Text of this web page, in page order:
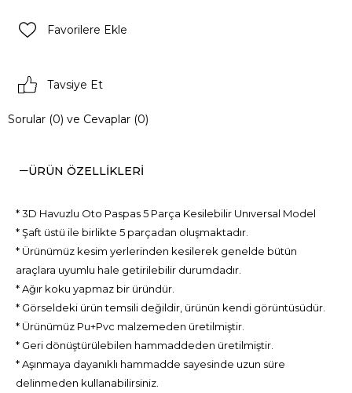
Favorilere Ekle
Tavsiye Et
Sorular (0) ve Cevaplar (0)
ÜRÜN ÖZELLIKLERI
* 3D Havuzlu Oto Paspas 5 Parça Kesilebilir Unıversal Model
* Şaft üstü ile birlikte 5 parçadan oluşmaktadır.
* Ürünümüz kesim yerlerinden kesilerek genelde bütün
araçlara uyumlu hale getirilebilir durumdadır.
* Ağır koku yapmaz bir üründür.
* Görseldeki ürün temsili değildir, ürünün kendi görüntüsüdür.
* Ürünümüz Pu+Pvc malzemeden üretilmiştir.
* Geri dönüştürülebilen hammaddeden üretilmiştir.
* Aşınmaya dayanıklı hammadde sayesinde uzun süre
delinmeden kullanabilirsiniz.